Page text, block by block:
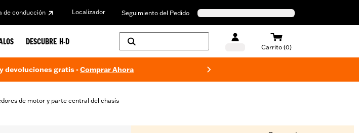
de conducción Localizador Seguimiento del Pedido
DESCUBRE H-D
Carrito (0)
devoluciones gratis -Comprar Ahora
de motor y parte central del chasis